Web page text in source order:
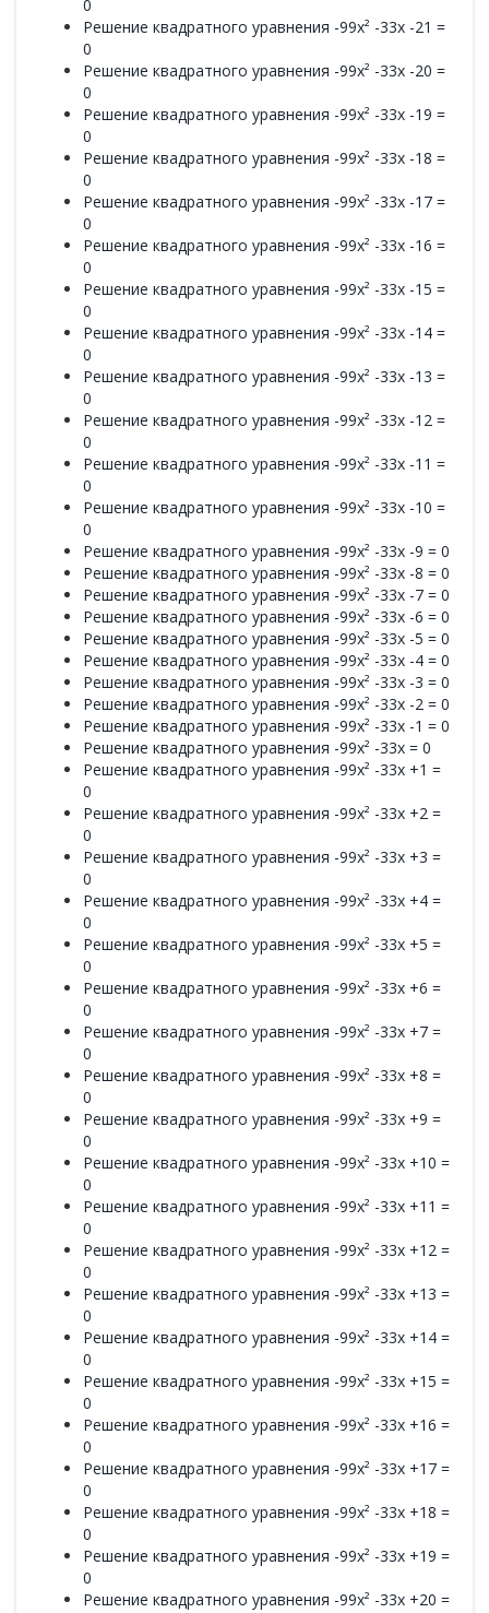
0
Решение квадратного уравнения -99x² -33x -21 =
0
Решение квадратного уравнения -99x² -33x -20 =
0
Решение квадратного уравнения -99x² -33x -19 =
0
Решение квадратного уравнения -99x² -33x -18 =
0
Решение квадратного уравнения -99x² -33x -17 =
0
Решение квадратного уравнения -99x² -33x -16 =
0
Решение квадратного уравнения -99x² -33x -15 =
0
Решение квадратного уравнения -99x² -33x -14 =
0
Решение квадратного уравнения -99x² -33x -13 =
0
Решение квадратного уравнения -99x² -33x -12 =
0
Решение квадратного уравнения -99x² -33x -11 =
0
Решение квадратного уравнения -99x² -33x -10 =
0
Решение квадратного уравнения -99x² -33x -9 = 0
Решение квадратного уравнения -99x² -33x -8 = 0
Решение квадратного уравнения -99x² -33x -7 = 0
Решение квадратного уравнения -99x² -33x -6 = 0
Решение квадратного уравнения -99x² -33x -5 = 0
Решение квадратного уравнения -99x² -33x -4 = 0
Решение квадратного уравнения -99x² -33x -3 = 0
Решение квадратного уравнения -99x² -33x -2 = 0
Решение квадратного уравнения -99x² -33x -1 = 0
Решение квадратного уравнения -99x² -33x = 0
Решение квадратного уравнения -99x² -33x +1 =
0
Решение квадратного уравнения -99x² -33x +2 =
0
Решение квадратного уравнения -99x² -33x +3 =
0
Решение квадратного уравнения -99x² -33x +4 =
0
Решение квадратного уравнения -99x² -33x +5 =
0
Решение квадратного уравнения -99x² -33x +6 =
0
Решение квадратного уравнения -99x² -33x +7 =
0
Решение квадратного уравнения -99x² -33x +8 =
0
Решение квадратного уравнения -99x² -33x +9 =
0
Решение квадратного уравнения -99x² -33x +10 =
0
Решение квадратного уравнения -99x² -33x +11 =
0
Решение квадратного уравнения -99x² -33x +12 =
0
Решение квадратного уравнения -99x² -33x +13 =
0
Решение квадратного уравнения -99x² -33x +14 =
0
Решение квадратного уравнения -99x² -33x +15 =
0
Решение квадратного уравнения -99x² -33x +16 =
0
Решение квадратного уравнения -99x² -33x +17 =
0
Решение квадратного уравнения -99x² -33x +18 =
0
Решение квадратного уравнения -99x² -33x +19 =
0
Решение квадратного уравнения -99x² -33x +20 =